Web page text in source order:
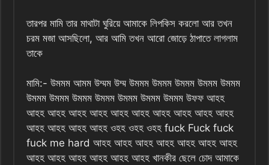
তারপর মামি তার মাথাটা ঘুরিয়ে আমাকে লিপকিস করলো আর তখন
চরম মজা আসছিলো, আর আমি তখন আরো জোড়ে ঠাপাতে লাগলাম
তাকে
মামি:- উমমম আমম উম্মম উম্ম উমমম উমমম উমমম উমমম উমমম
উমমম উমমম উমমম উমমম উমমম উমমম উমমম উফফ আহহ
আহহ আহহ আহহ আহহ আহহ আহহ আহহ আহহ আহহ আহহ
আহহ আহহ আহহ আহহ ওহহ ওহহ ওহহ fuck Fuck fuck
fuck me hard আহহ আহহ আহহ আহহ আহহ আহহ আহহ
আহহ আহহ আহহ আহহ আহহ আহহ খানকীর ছেলে চোদ আমাকে